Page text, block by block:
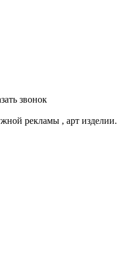
звонок
рекламы , арт изделии.